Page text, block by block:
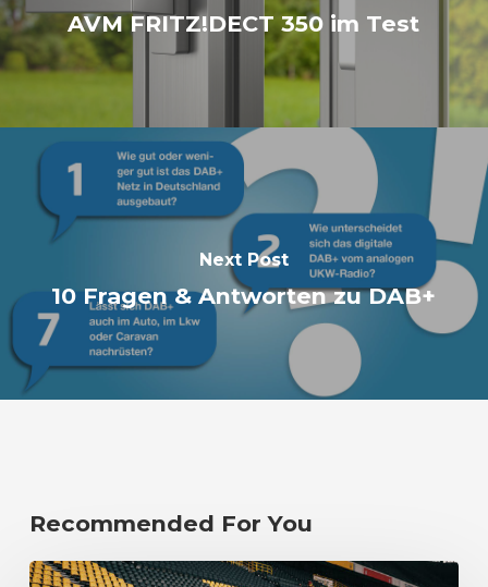
AVM FRITZ!DECT 350 im Test
Next Post
10 Fragen & Antworten zu DAB+
Recommended For You